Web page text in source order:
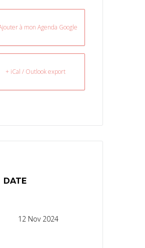
à mon Agenda Google
+ iCal / Outlook export
DATE
12 Nov 2024